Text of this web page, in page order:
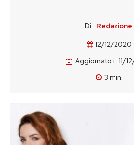
Di: Redazione
12/12/2020
Aggiornato il: 11/
3 min.